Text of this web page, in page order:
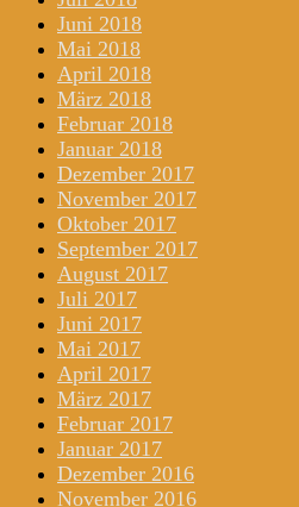
Juni 2018
Mai 2018
April 2018
März 2018
Februar 2018
Januar 2018
Dezember 2017
November 2017
Oktober 2017
September 2017
August 2017
Juli 2017
Juni 2017
Mai 2017
April 2017
März 2017
Februar 2017
Januar 2017
Dezember 2016
November 2016